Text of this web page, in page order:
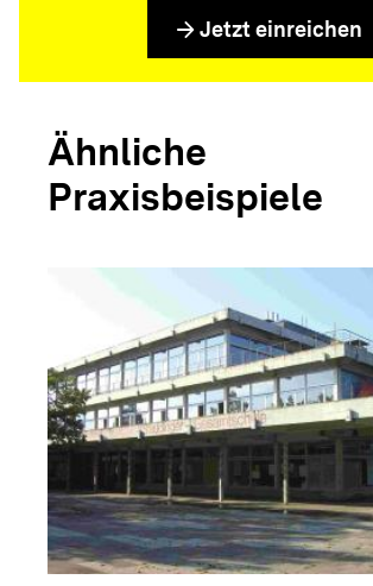
arrow_forward Jetzt einreichen
Ähnliche
Praxisbeispiele